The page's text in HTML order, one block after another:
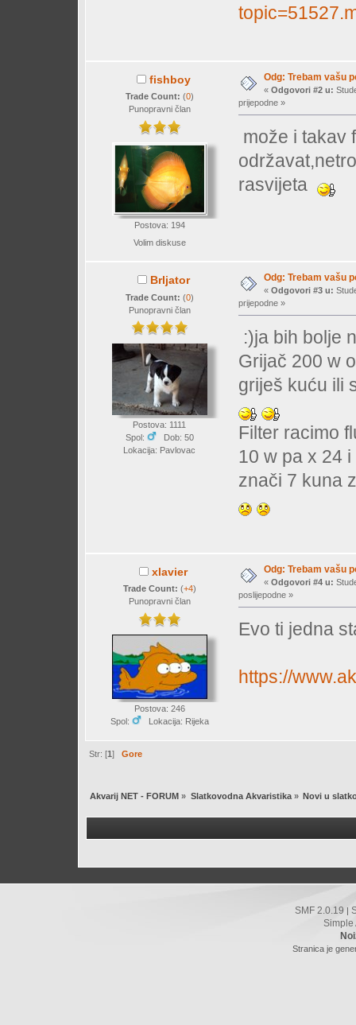
fishboy
Trade Count: (0)
Punopravni član
Postova: 194
Volim diskuse
Odg: Trebam vašu
« Odgovori #2 u:
prijepodne »
može i takav
rasvijeta
Brljator
Trade Count: (0)
Punopravni član
Postova: 1111
Spol:
Dob: 50
Lokacija: Pavlovac
Odg: Trebam vašu
« Odgovori #3 u:
prijepodne »
:)ja bih bolje
Grijač 200 w
griješ kuću ili
Filter racimo
10 w pa x 24
znači 7 kuna
xlavier
Trade Count: (+4)
Punopravni član
Postova: 246
Spol:
Lokacija: Rijeka
Odg: Trebam vašu
« Odgovori #4 u:
poslijepodne »
Evo ti jedna
https://
Str: [1]Gore
Akvarij NET - FORUM » Slatkovodna Akvaristika» Novi u
SMF 2.0.19
Simple
Stranica je